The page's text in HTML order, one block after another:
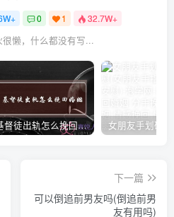
0 1 32.7W+
很懒，什么都没有写...
基督徒出轨怎么挽回婚姻(基督徒面对出轨婚姻)
下一篇
可以倒追前男友吗(倒追前男
友有用吗)